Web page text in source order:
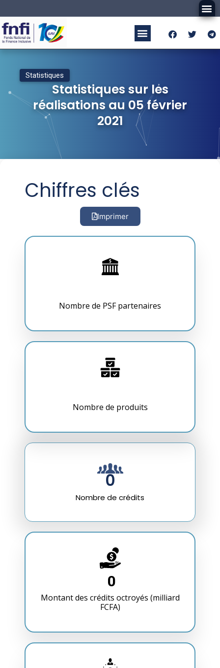
Statistiques
Statistiques sur les
réalisations au 05 février
2021
Chiffres clés
Imprimer
Nombre de PSF partenaires
Nombre de produits
Nombre de crédits
0
0
Montant des crédits octroyés (milliard
FCFA)